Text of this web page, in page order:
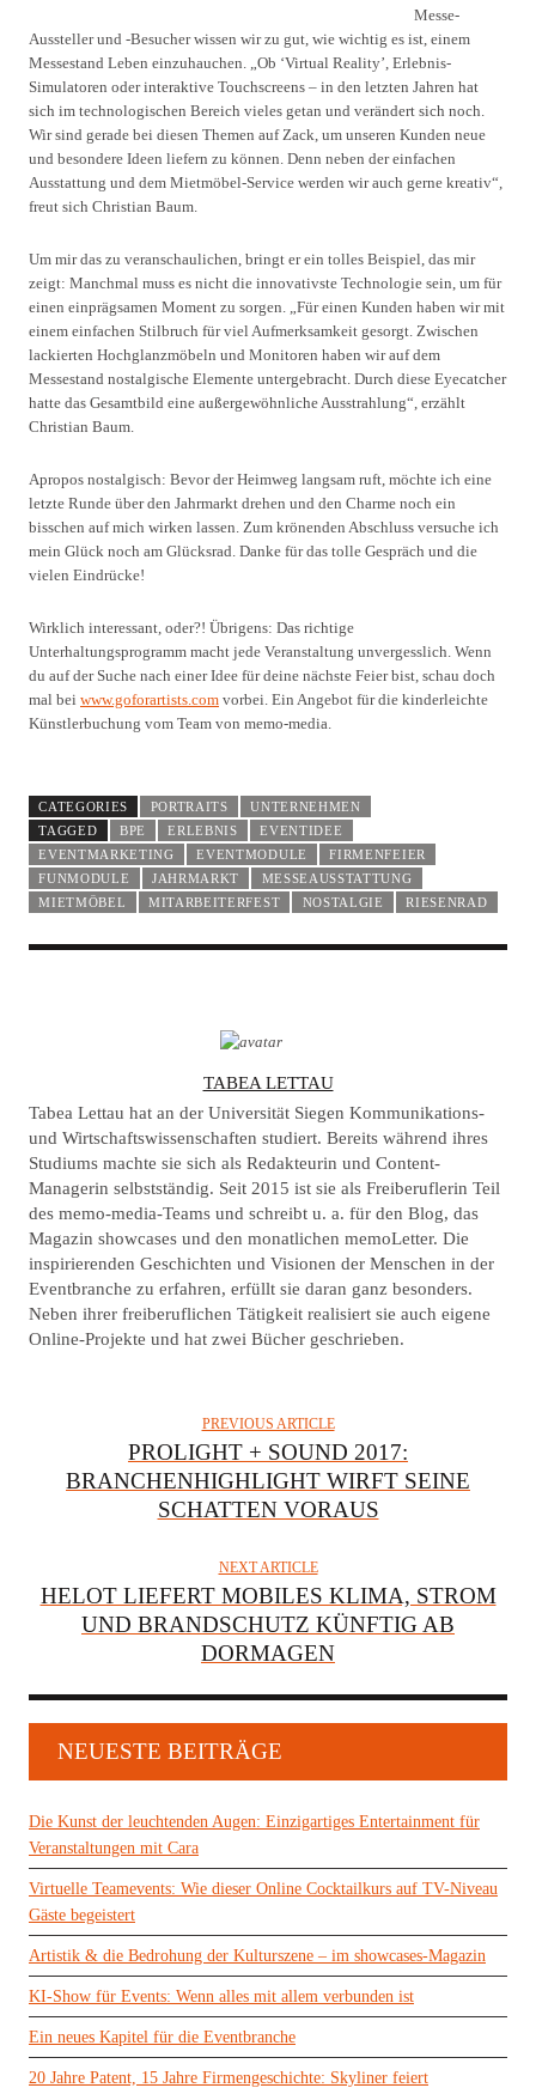
Messe-
Aussteller und -Besucher wissen wir zu gut, wie wichtig es ist, einem
Messestand Leben einzuhauchen. „Ob ‘Virtual Reality’, Erlebnis-
Simulatoren oder interaktive Touchscreens – in den letzten Jahren hat
sich im technologischen Bereich vieles getan und verändert sich noch.
Wir sind gerade bei diesen Themen auf Zack, um unseren Kunden neue
und besondere Ideen liefern zu können. Denn neben der einfachen
Ausstattung und dem Mietmöbel-Service werden wir auch gerne kreativ“,
freut sich Christian Baum.
Um mir das zu veranschaulichen, bringt er ein tolles Beispiel, das mir
zeigt: Manchmal muss es nicht die innovativste Technologie sein, um für
einen einprägsamen Moment zu sorgen. „Für einen Kunden haben wir mit
einem einfachen Stilbruch für viel Aufmerksamkeit gesorgt. Zwischen
lackierten Hochglanzmöbeln und Monitoren haben wir auf dem
Messestand nostalgische Elemente untergebracht. Durch diese Eyecatcher
hatte das Gesamtbild eine außergewöhnliche Ausstrahlung“, erzählt
Christian Baum.
Apropos nostalgisch: Bevor der Heimweg langsam ruft, möchte ich eine
letzte Runde über den Jahrmarkt drehen und den Charme noch ein
bisschen auf mich wirken lassen. Zum krönenden Abschluss versuche ich
mein Glück noch am Glücksrad. Danke für das tolle Gespräch und die
vielen Eindrücke!
Wirklich interessant, oder?! Übrigens: Das richtige
Unterhaltungsprogramm macht jede Veranstaltung unvergesslich. Wenn
du auf der Suche nach einer Idee für deine nächste Feier bist, schau doch
mal bei www.goforartists.com vorbei. Ein Angebot für die kinderleichte
Künstlerbuchung vom Team von memo-media.
CATEGORIES PORTRAITS
UNTERNEHMEN
TAGGED
BPE ERLEBNIS
EVENTIDEE
EVENTMARKETING
EVENTMODULE
FIRMENFEIER
FUNMODULE
JAHRMARKT
MESSEAUSSTATTUNG
MIETMÖBEL
MITARBEITERFEST NOSTALGIE RIESENRAD
U
T
H
O
R
TABEA LETTAU
Tabea Lettau hat an der Universität Siegen Kommunikations-
und Wirtschaftswissenschaften studiert. Bereits während ihres
Studiums machte sie sich als Redakteurin und Content-
Managerin selbstständig. Seit 2015 ist sie als Freiberuflerin Teil
des memo-media-Teams und schreibt u. a. für den Blog, das
Magazin showcases und den monatlichen memoLetter. Die
inspirierenden Geschichten und Visionen der Menschen in der
Eventbranche zu erfahren, erfüllt sie daran ganz besonders.
Neben ihrer freiberuflichen Tätigkeit realisiert sie auch eigene
Online-Projekte und hat zwei Bücher geschrieben.
PREVIOUS ARTICLE
PROLIGHT + SOUND 2017:
BRANCHENHIGHLIGHT WIRFT SEINE
SCHATTEN VORAUS
NEXT ARTICLE
HELOT LIEFERT MOBILES KLIMA, STROM
UND BRANDSCHUTZ KÜNFTIG AB
DORMAGEN
NEUESTE BEITRÄGE
Die Kunst der leuchtenden Augen: Einzigartiges Entertainment für
Veranstaltungen mit Cara
Virtuelle Teamevents: Wie dieser Online Cocktailkurs auf TV-Niveau
Gäste begeistert
Artistik & die Bedrohung der Kulturszene – im showcases-Magazin
KI-Show für Events: Wenn alles mit allem verbunden ist
Ein neues Kapitel für die Eventbranche
20 Jahre Patent, 15 Jahre Firmengeschichte: Skyliner feiert